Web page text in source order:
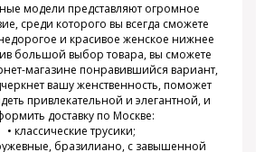
модели представляют огромное
среди которого вы всегда сможете
и красивое женское нижнее
большой выбор товара, вы сможете
магазине понравившийся вариант,
вашу женственность, поможет
привлекательной и элегантной, и
доставку по Москве:
• классические трусики;
бразилиано, с завышенной